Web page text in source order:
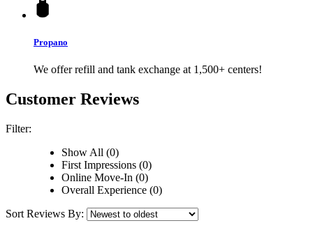
Propano
We offer refill and tank exchange at 1,500+ centers!
Customer Reviews
Filter:
Show All (0)
First Impressions (0)
Online Move-In (0)
Overall Experience (0)
Sort Reviews By: